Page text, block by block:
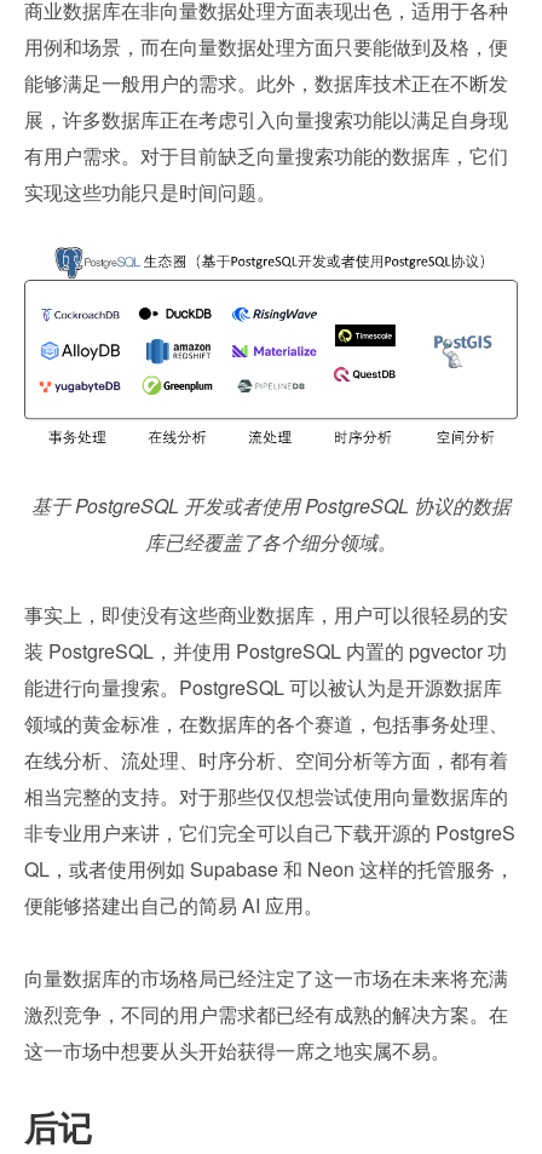
商业数据库在非向量数据处理方面表现出色，适用于各种
用例和场景，而在向量数据处理方面只要能做到及格，便
能够满足一般用户的需求。此外，数据库技术正在不断发
展，许多数据库正在考虑引入向量搜索功能以满足自身现
有用户需求。对于目前缺乏向量搜索功能的数据库，它们
实现这些功能只是时间问题。
基于 PostgreSQL 开发或者使用 PostgreSQL 协议的数据
库已经覆盖了各个细分领域。
事实上，即使没有这些商业数据库，用户可以很轻易的安
装 PostgreSQL，并使用 PostgreSQL 内置的 pgvector 功
能进行向量搜索。PostgreSQL 可以被认为是开源数据库
领域的黄金标准，在数据库的各个赛道，包括事务处理、
在线分析、流处理、时序分析、空间分析等方面，都有着
相当完整的支持。对于那些仅仅想尝试使用向量数据库的
非专业用户来讲，它们完全可以自己下载开源的 PostgreS
QL，或者使用例如 Supabase 和 Neon 这样的托管服务，
便能够搭建出自己的简易 AI 应用。
向量数据库的市场格局已经注定了这一市场在未来将充满
激烈竞争，不同的用户需求都已经有成熟的解决方案。在
这一市场中想要从头开始获得一席之地实属不易。
后记